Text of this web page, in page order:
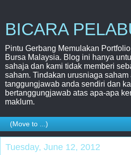
BICARA
Pintu Gerbang Memulakan
Bursa Malaysia. Blog ini hanya
sahaja dan kami tidak memberi
saham. Tindakan urusniaga saham
tanggungjawab anda sendiri dan
bertanggungjawab atas apa-apa
maklum.
Tuesday, June 12, 2012